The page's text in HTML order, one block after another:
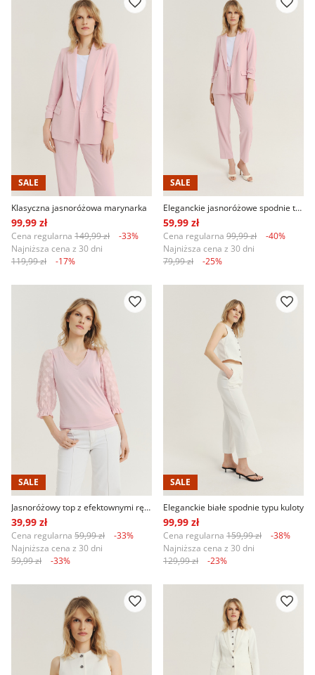
SALE
Klasyczna jasnoróżowa marynarka
99,99 zł
Cena regularna 149,99 zł
-33%
Najniższa cena z 30 dni
119,99 zł
-17%
SALE
59,99 zł
Cena regularna 99,99 zł
-40%
Najniższa cena z 30 dni
79,99 zł
-25%
SALE
39,99 zł
Cena regularna 59,99 zł
-33%
Najniższa cena z 30 dni
59,99 zł
-33%
SALE
Eleganckie białe spodnie typu kuloty
99,99 zł
Cena regularna 159,99 zł
-38%
Najniższa cena z 30 dni
129,99 zł
-23%